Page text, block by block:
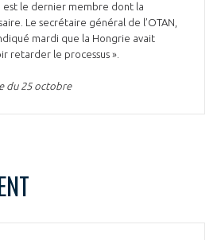
est le dernier membre dont la
Le secrétaire général de l’OTAN,
mardi que la Hongrie avait
retarder le processus ».
du 25 octobre